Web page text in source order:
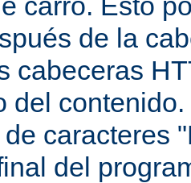
de la
cabeceras
del
caracteres
del